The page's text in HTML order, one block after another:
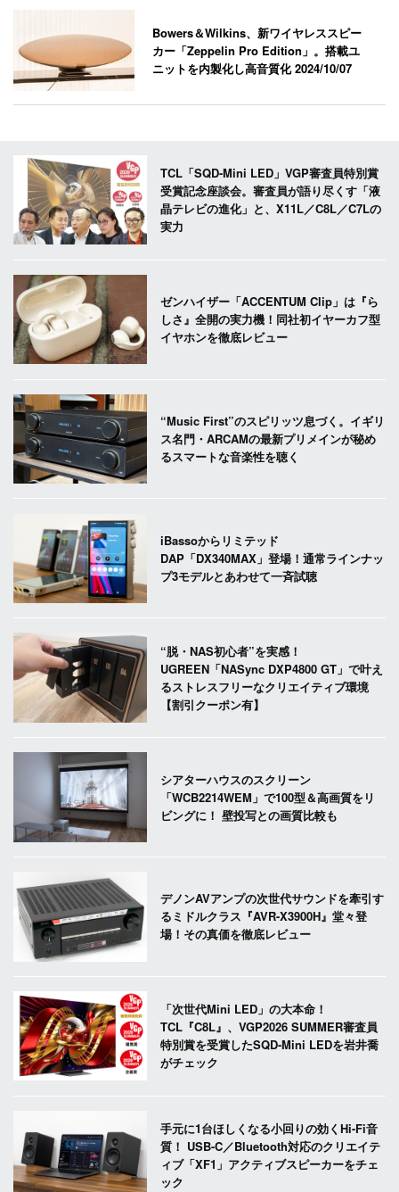
Bowers＆Wilkins、新ワイヤレススピー
カー「Zeppelin Pro Edition」。搭載ユ
ニットを内製化し高音質化2024/10/07
TCL「SQD-Mini LED」VGP審査員特別賞
受賞記念座談会。審査員が語り尽くす「液
晶テレビの進化」と、X11L／C8L／C7Lの
実力
ゼンハイザー「ACCENTUM Clip」は『ら
しさ』全開の実力機！同社初イヤーカフ型
イヤホンを徹底レビュー
“Music First”のスピリッツ息づく。イギリ
ス名門・ARCAMの最新プリメインが秘め
るスマートな音楽性を聴く
iBassoからリミテッド
DAP「DX340MAX」登場！通常ラインナッ
プ3モデルとあわせて一斉試聴
“脱・NAS初心者”を実感！
UGREEN「NASync DXP4800 GT」で叶え
るストレスフリーなクリエイティブ環境
【割引クーポン有】
シアターハウスのスクリーン
「WCB2214WEM」で100型＆高画質をリ
ビングに！ 壁投写との画質比較も
デノンAVアンプの次世代サウンドを牽引す
るミドルクラス『AVR-X3900H』堂々登
場！その真価を徹底レビュー
「次世代Mini LED」の大本命！
TCL『C8L』、VGP2026 SUMMER審査員
特別賞を受賞したSQD-Mini LEDを岩井喬
がチェック
手元に1台ほしくなる小回りの効くHi-Fi音
質！ USB-C／Bluetooth対応のクリエイテ
ィブ「XF1」アクティブスピーカーをチェ
ック